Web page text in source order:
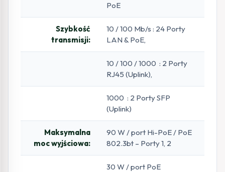
PoE
Szybkość
transmisji:
10 / 100 Mb/s : 24 Porty
LAN & PoE,
10 / 100 / 1000 : 2 Porty
RJ45 (Uplink),
1000 : 2 Porty SFP
(Uplink)
Maksymalna
moc wyjściowa:
90 W / port Hi-PoE / PoE
802.3bt – Porty 1, 2
30 W / port PoE